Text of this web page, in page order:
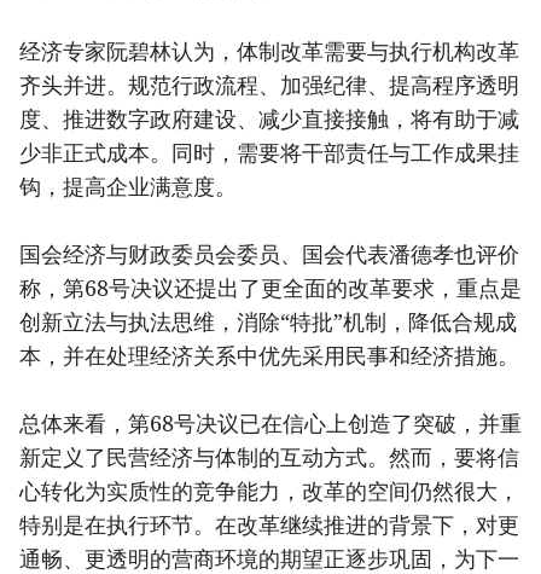
经济专家阮碧林认为，体制改革需要与执行机构改革
齐头并进。规范行政流程、加强纪律、提高程序透明
度、推进数字政府建设、减少直接接触，将有助于减
少非正式成本。同时，需要将干部责任与工作成果挂
钩，提高企业满意度。
国会经济与财政委员会委员、国会代表潘德孝也评价
称，第68号决议还提出了更全面的改革要求，重点是
创新立法与执法思维，消除“特批”机制，降低合规成
本，并在处理经济关系中优先采用民事和经济措施。
总体来看，第68号决议已在信心上创造了突破，并重
新定义了民营经济与体制的互动方式。然而，要将信
心转化为实质性的竞争能力，改革的空间仍然很大，
特别是在执行环节。在改革继续推进的背景下，对更
通畅、更透明的营商环境的期望正逐步巩固，为下一